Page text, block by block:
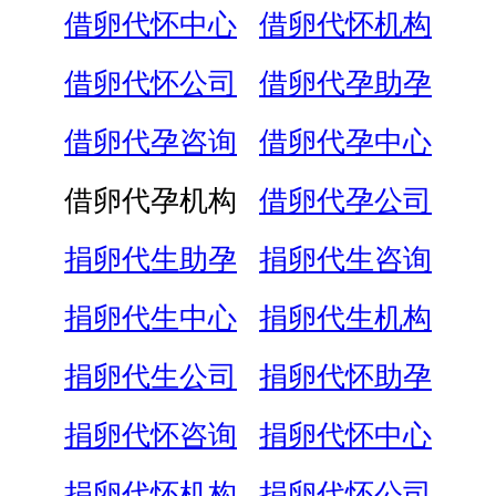
借卵代怀中心
借卵代怀机构
借卵代怀公司
借卵代孕助孕
借卵代孕咨询
借卵代孕中心
借卵代孕机构
借卵代孕公司
捐卵代生助孕
捐卵代生咨询
捐卵代生中心
捐卵代生机构
捐卵代生公司
捐卵代怀助孕
捐卵代怀咨询
捐卵代怀中心